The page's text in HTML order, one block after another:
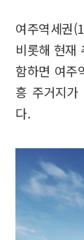
여주역세권
비롯해 현재
함하면 여주
흥 주거지
다.